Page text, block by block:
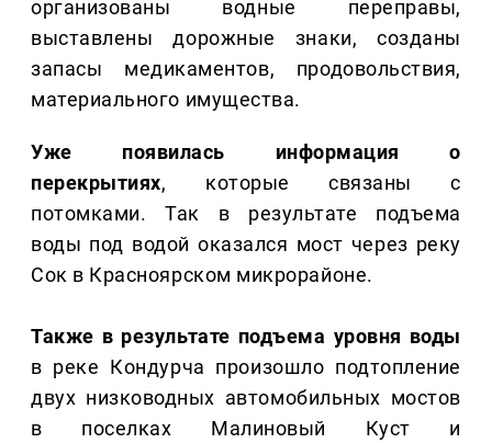
организованы водные переправы,
выставлены дорожные знаки, созданы
запасы медикаментов, продовольствия,
материального имущества.
Уже появилась информация о
перекрытиях, которые связаны с
потомками. Так в результате подъема
воды под водой оказался мост через реку
Сок в Красноярском микрорайоне.
Также в результате подъема уровня воды
в реке Кондурча произошло подтопление
двух низководных автомобильных мостов
в поселках Малиновый Куст и